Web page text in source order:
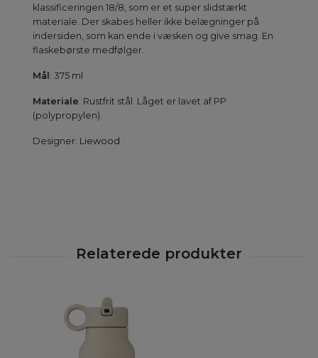
klassificeringen 18/8, som er et super slidstærkt
materiale. Der skabes heller ikke belægninger på
indersiden, som kan ende i væsken og give smag. En
flaskebørste medfølger.
Mål : 375 ml
Materiale: Rustfrit stål. Låget er lavet af PP
(polypropylen).
Designer: Liewood